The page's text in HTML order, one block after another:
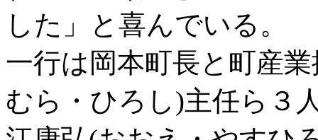
した」と喜んでいる。
一行は岡本町長と町産
むら・ひろし)主任ら３